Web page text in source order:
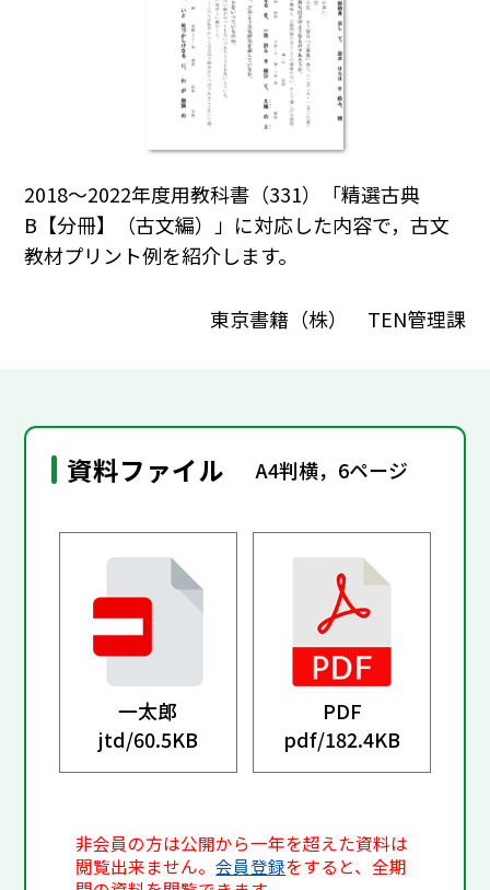
2018～2022年度用教科書（331）「精選古典
B【分冊】（古文編）」に対応した内容で，古文
教材プリント例を紹介します。
東京書籍（株） TEN管理課
資料ファイル A4判横，6ページ
一太郎
jtd/60.5KB
PDF
pdf/182.4KB
非会員の方は公開から一年を超えた資料は
閲覧出来ません。会員登録をすると、全期